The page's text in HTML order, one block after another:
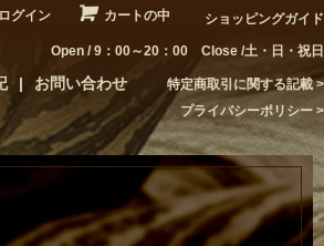
ログイン カートの中 ショッピングガイド
Open / 9：00～20：00 Close /土・日・祝日
お問い合わせ
特定商取引に関する記載
プライバシーポリシー